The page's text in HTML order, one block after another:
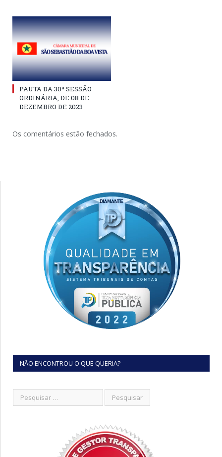
PAUTA DA 30ª SESSÃO
ORDINÁRIA, DE 08 DE
DEZEMBRO DE 2023
Os comentários estão fechados.
NÃO ENCONTROU O QUE QUERIA?